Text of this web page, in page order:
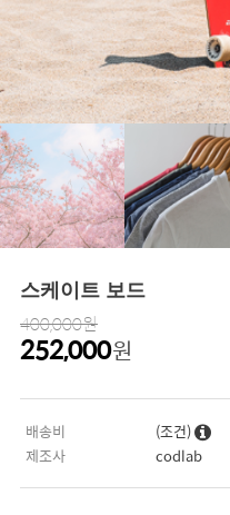
스케이트 보드
400,000원
252,000원
배송비
(조건)
제조사
codlab